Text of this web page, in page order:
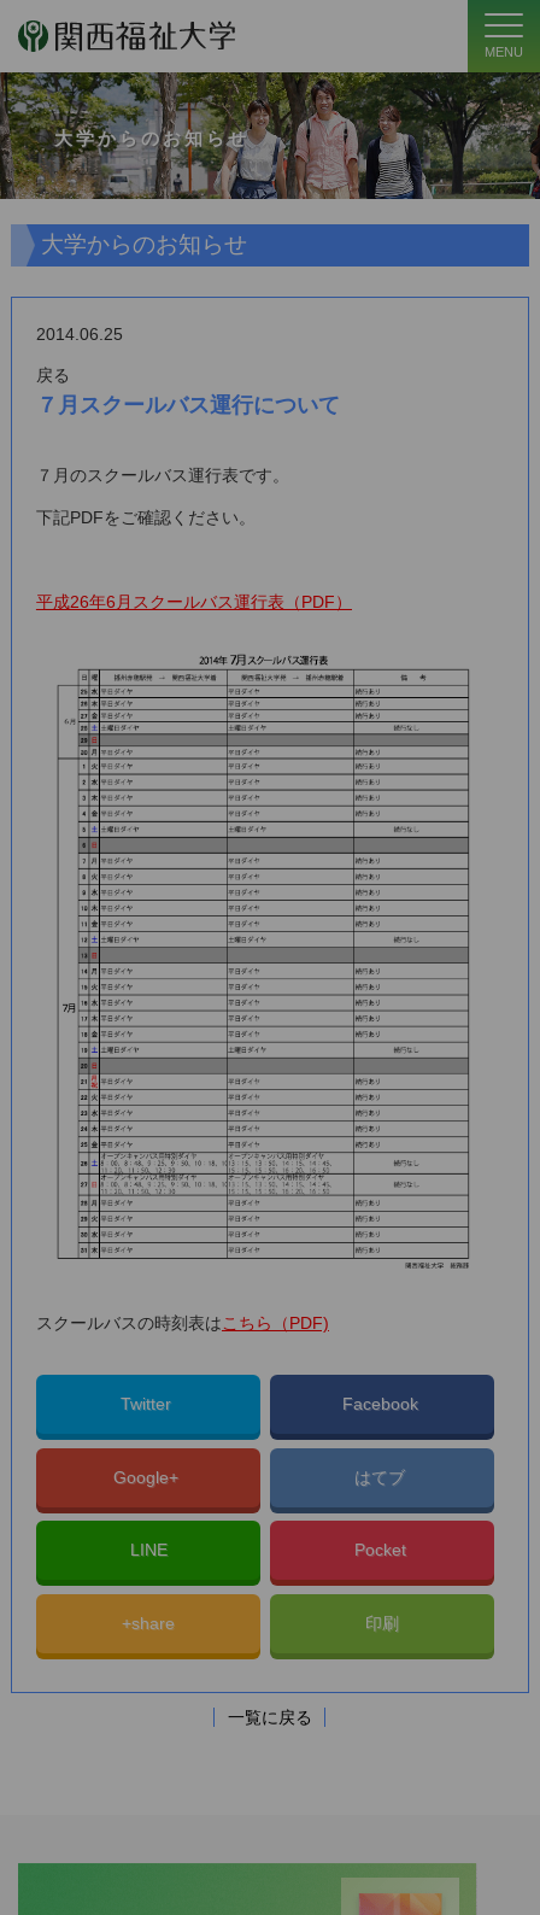
MENU
大学からのお知らせ
大学からのお知らせ
2014.06.25
戻る
７月スクールバス運行について
７月のスクールバス運行表です。
下記PDFをご確認ください。
平成26年6月スクールバス運行表（PDF）
スクールバスの時刻表はこちら（PDF)
Twitter Facebook
Google+ はてブ
LINE Pocket
+share 印刷
一覧に戻る